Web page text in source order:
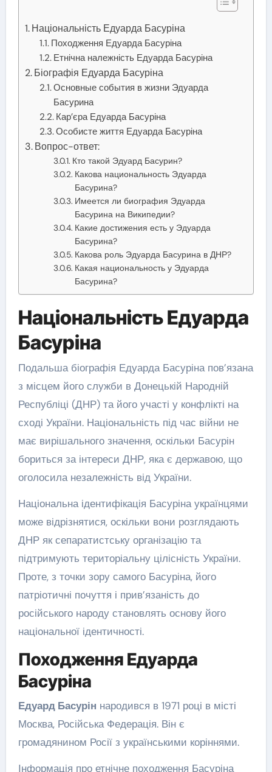
Національність Едуарда Басуріна
Походження Едуарда Басуріна
Етнічна належність Едуарда Басуріна
Біографія Едуарда Басуріна
Основные события в жизни Эдуарда
Басурина
Кар’єра Едуарда Басуріна
Особисте життя Едуарда Басуріна
Вопрос-ответ:
Кто такой Эдуард Басурин?
Какова национальность Эдуарда
Басурина?
Имеется ли биография Эдуарда
Басурина на Википедии?
Какие достижения есть у Эдуарда
Басурина?
Какова роль Эдуарда Басурина в ДНР?
Какая национальность у Эдуарда
Басурина?
Національність Едуарда
Басуріна
Подальша біографія Едуарда Басуріна пов’язана
з місцем його служби в Донецькій Народній
Республіці (ДНР) та його участі у конфлікті на
сході України. Національність під час війни не
має вирішального значення, оскільки Басурін
бориться за інтереси ДНР, яка є державою, що
оголосила незалежність від України.
Національна ідентифікація Басуріна українцями
може відрізнятися, оскільки вони розглядають
ДНР як сепаратистську організацію та
підтримують територіальну цілісність України.
Проте, з точки зору самого Басуріна, його
патріотичні почуття і прив’язаність до
російського народу становлять основу його
національної ідентичності.
Походження Едуарда
Басуріна
Едуард Басурін народився в 1971 році в місті
Москва, Російська Федерація. Він є
громадянином Росії з українськими коріннями.
Інформація про етнічне походження Басуріна